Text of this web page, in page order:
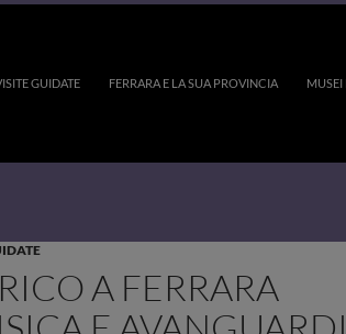
GUIDATE FERRARA E LA SUA PROVINCIA
A FERRARA